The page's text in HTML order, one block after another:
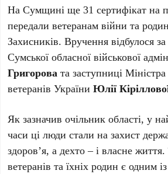
На Сумщині ще 31 сертифікат на
передали ветеранам війни та
Захисників. Вручення відбулося
Сумської обласної військової
Григорова та заступниці
ветеранів УкраїниЮлії
Як зазначив очільник області, у
часи ці люди стали на захист
здоров’я, а дехто – і власне
ветеранів та їхніх родин є одним